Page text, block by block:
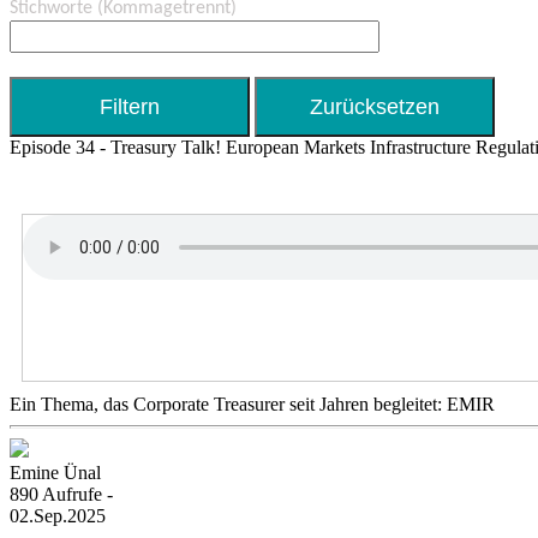
Stichworte (Kommagetrennt)
Episode 34 - Treasury Talk! European Markets Infrastructure
Ein Thema, das Corporate Treasurer seit Jahren begleitet: EMIR
Emine Ünal
890 Aufrufe -
02.Sep.2025